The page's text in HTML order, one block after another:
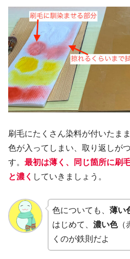
刷毛にたくさん染料が付いたま
色が入ってしまい、取り返しが
す。 最初は薄く、同じ箇所に刷
と濃く していきましょう。
色についても、 薄い
はじめて、 濃い色（
くのが鉄則だよ